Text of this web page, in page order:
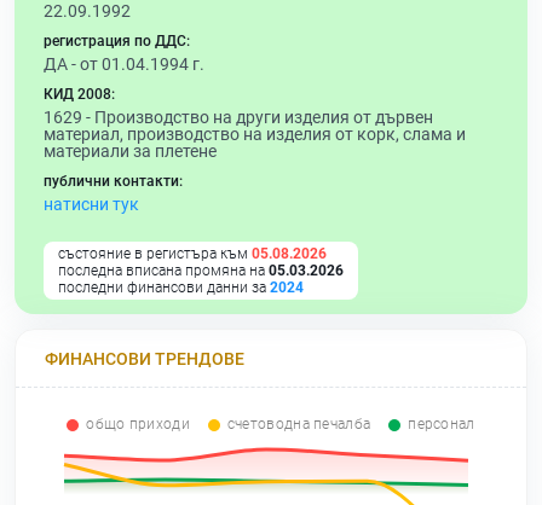
22.09.1992
регистрация по ДДС:
ДА - от 01.04.1994 г.
КИД 2008:
1629 - Производство на други изделия от дървен
материал, производство на изделия от корк, слама и
материали за плетене
публични контакти:
натисни тук
състояние в регистъра към 05.08.2026
последна вписана промяна на 05.03.2026
последни финансови данни за 2024
ФИНАНСОВИ ТРЕНДОВЕ
общо приходи счетоводна печалба персонал